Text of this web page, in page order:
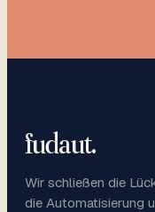
fudaut.
Wir schließen die
die Automatisierung